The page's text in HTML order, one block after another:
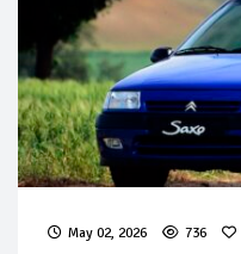
May 02, 2026 736